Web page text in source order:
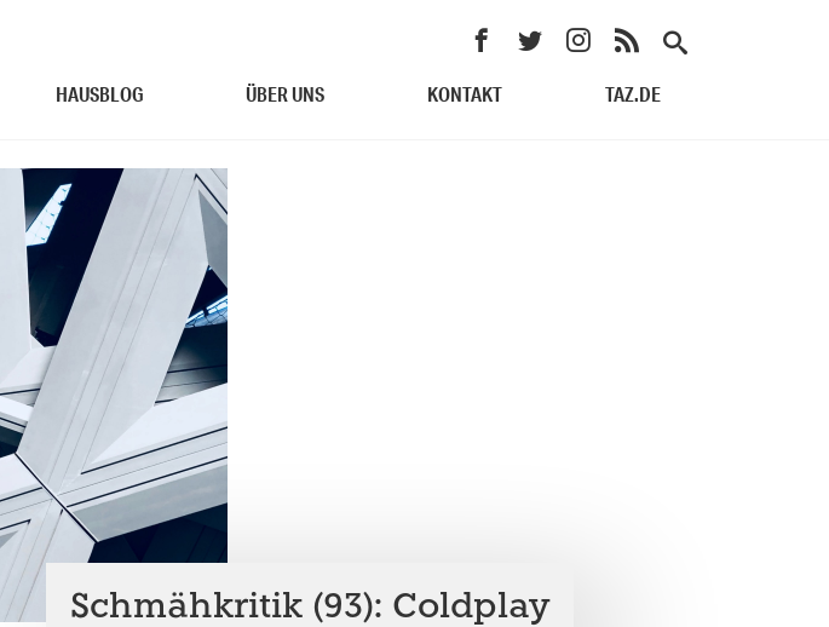
HAUSBLOG ÜBER UNS KONTAKT TAZ.DE
Schmähkritik (93): Coldplay